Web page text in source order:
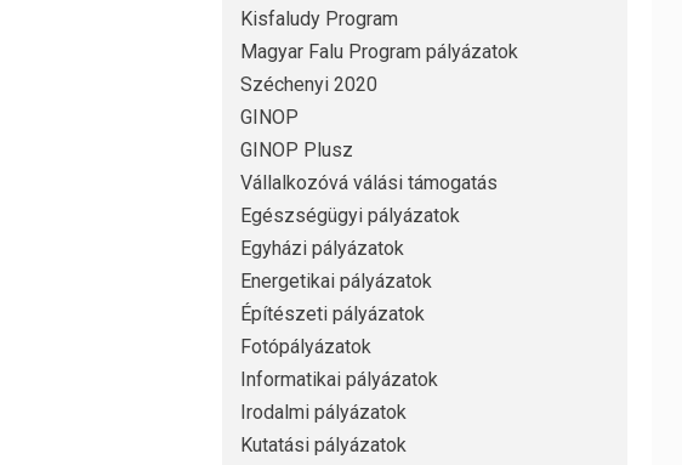
Kisfaludy Program
Magyar Falu Program pályázatok
Széchenyi 2020
GINOP
GINOP Plusz
Vállalkozóvá válási támogatás
Egészségügyi pályázatok
Egyházi pályázatok
Energetikai pályázatok
Építészeti pályázatok
Fotópályázatok
Informatikai pályázatok
Irodalmi pályázatok
Kutatási pályázatok